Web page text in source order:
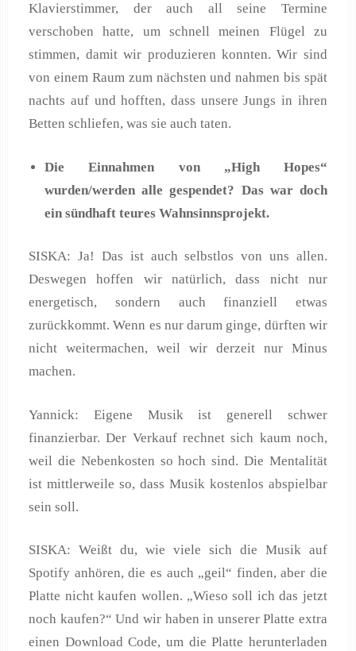
Klavierstimmer, der auch all seine Termine
verschoben hatte, um schnell meinen Flügel zu
stimmen, damit wir produzieren konnten. Wir sind
von einem Raum zum nächsten und nahmen bis spät
nachts auf und hofften, dass unsere Jungs in ihren
Betten schliefen, was sie auch taten.
Die Einnahmen von „High Hopes“
wurden/werden alle gespendet? Das war doch
ein sündhaft teures Wahnsinnsprojekt.
SISKA: Ja! Das ist auch selbstlos von uns allen.
Deswegen hoffen wir natürlich, dass nicht nur
energetisch, sondern auch finanziell etwas
zurückkommt. Wenn es nur darum ginge, dürften wir
nicht weitermachen, weil wir derzeit nur Minus
machen.
Yannick: Eigene Musik ist generell schwer
finanzierbar. Der Verkauf rechnet sich kaum noch,
weil die Nebenkosten so hoch sind. Die Mentalität
ist mittlerweile so, dass Musik kostenlos abspielbar
sein soll.
SISKA: Weißt du, wie viele sich die Musik auf
Spotify anhören, die es auch „geil“ finden, aber die
Platte nicht kaufen wollen. „Wieso soll ich das jetzt
noch kaufen?“ Und wir haben in unserer Platte extra
einen Download Code, um die Platte herunterladen